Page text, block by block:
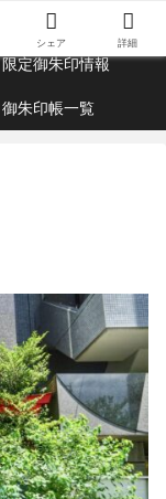
ログ
限定御朱印情報
御朱印帳一覧
シェア 詳細